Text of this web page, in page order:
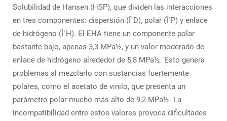
Solubilidad de Hansen (HSP), que dividen las interacciones
en tres componentes: dispersión (Î´D), polar (Î´P) y enlace
de hidrógeno (Î´H). El EHA tiene un componente polar
bastante bajo, apenas 3,3 MPa½, y un valor moderado de
enlace de hidrógeno alrededor de 5,8 MPa½. Esto genera
problemas al mezclarlo con sustancias fuertemente
polares, como el acetato de vinilo, que presenta un
parámetro polar mucho más alto de 9,2 MPa½. La
incompatibilidad entre estos valores provoca dificultades